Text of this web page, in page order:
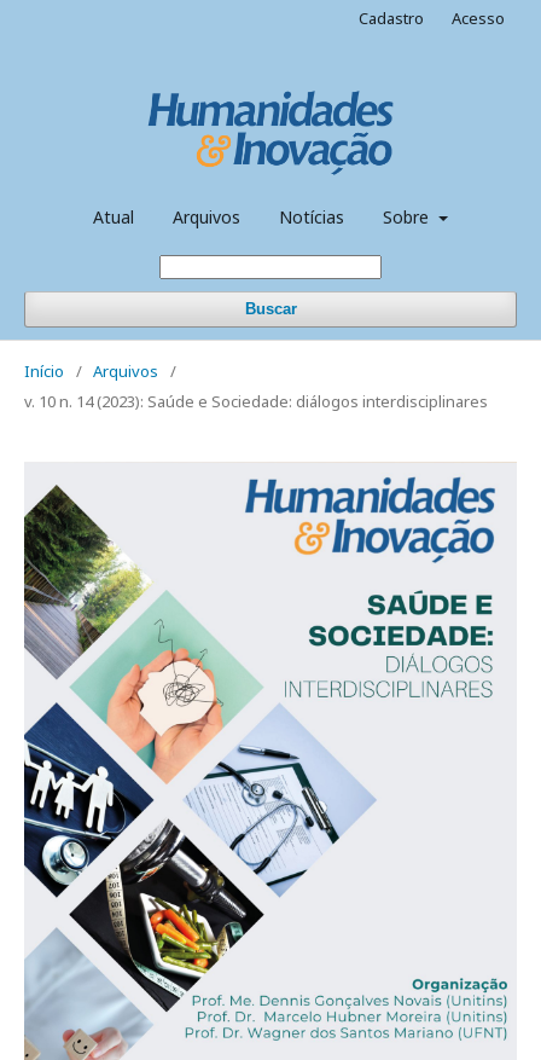
Atual Arquivos Notícias Sobre
Buscar
Cadastro Acesso
Início / Arquivos
/
v. 10 n. 14 (2023): Saúde e Sociedade: diálogos interdisciplinares